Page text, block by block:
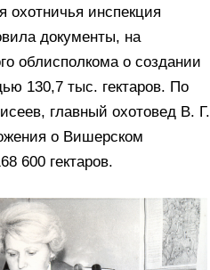
охотничья инспекция
документы, на
облисполкома о создании
130,7 тыс. гектаров. По
главный охотовед В. Г.
о Вишерском
600 гектаров.